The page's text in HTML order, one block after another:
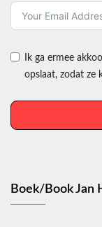
Ik ga ermee
opslaat, zodat ze
Boek/Book Jan